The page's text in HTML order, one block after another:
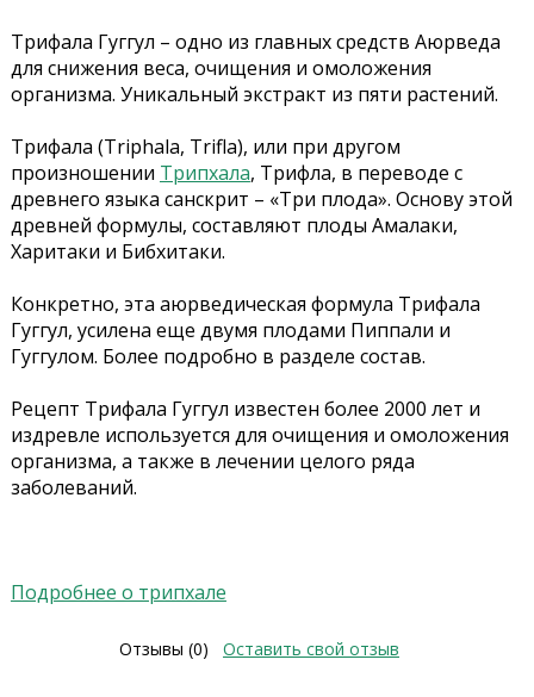
Трифала Гуггул – одно из главных средств Аюрведа
для снижения веса, очищения и омоложения
организма. Уникальный экстракт из пяти растений.
Трифала (Triphala, Trifla), или при другом
произношении Трипхала, Трифла, в переводе с
древнего языка санскрит – «Три плода». Основу этой
древней формулы, составляют плоды Амалаки,
Харитаки и Бибхитаки.
Конкретно, эта аюрведическая формула Трифала
Гуггул, усилена еще двумя плодами Пиппали и
Гуггулом. Более подробно в разделе состав.
Рецепт Трифала Гуггул известен более 2000 лет и
издревле используется для очищения и омоложения
организма, а также в лечении целого ряда
заболеваний.
Подробнее о трипхале
Отзывы (0) Оставить свой отзыв